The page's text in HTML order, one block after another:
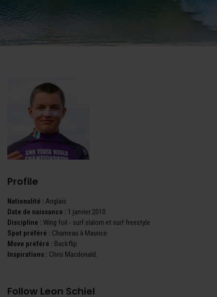
Profile
Nationalité : Anglais
Date de naissance : 1 janvier 2010
Discipline : Wing foil - surf slalom et surf freestyle
Spot préféré : Chameau à Maurice
Move préféré : Backflip
Inspirations : Chris Macdonald.
Follow Leon Schiel